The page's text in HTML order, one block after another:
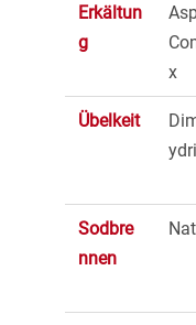
Erkältun
g
x
Übelkeit
Sodbre
nnen